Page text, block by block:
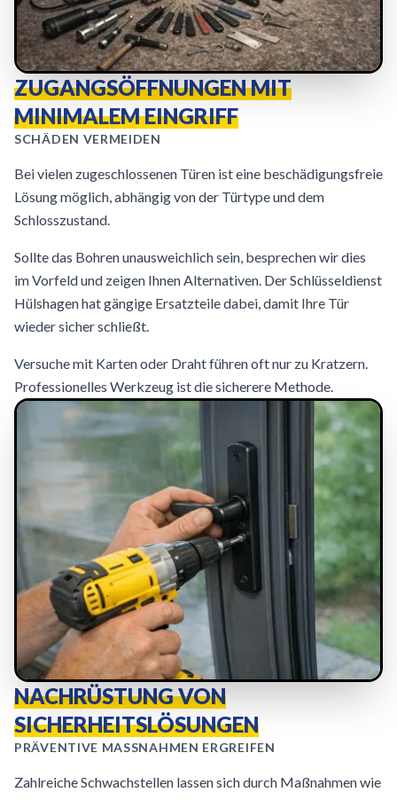
ZUGANGSÖFFNUNGEN MIT
MINIMALEM EINGRIFF
SCHÄDEN VERMEIDEN
Bei vielen zugeschlossenen Türen ist eine beschädigungsfreie
Lösung möglich, abhängig von der Türtype und dem
Schlosszustand.
Sollte das Bohren unausweichlich sein, besprechen wir dies
im Vorfeld und zeigen Ihnen Alternativen. Der Schlüsseldienst
Hülshagen hat gängige Ersatzteile dabei, damit Ihre Tür
wieder sicher schließt.
Versuche mit Karten oder Draht führen oft nur zu Kratzern.
Professionelles Werkzeug ist die sicherere Methode.
NACHRÜSTUNG VON
SICHERHEITSLÖSUNGEN
PRÄVENTIVE MASSNAHMEN ERGREIFEN
Zahlreiche Schwachstellen lassen sich durch Maßnahmen wie